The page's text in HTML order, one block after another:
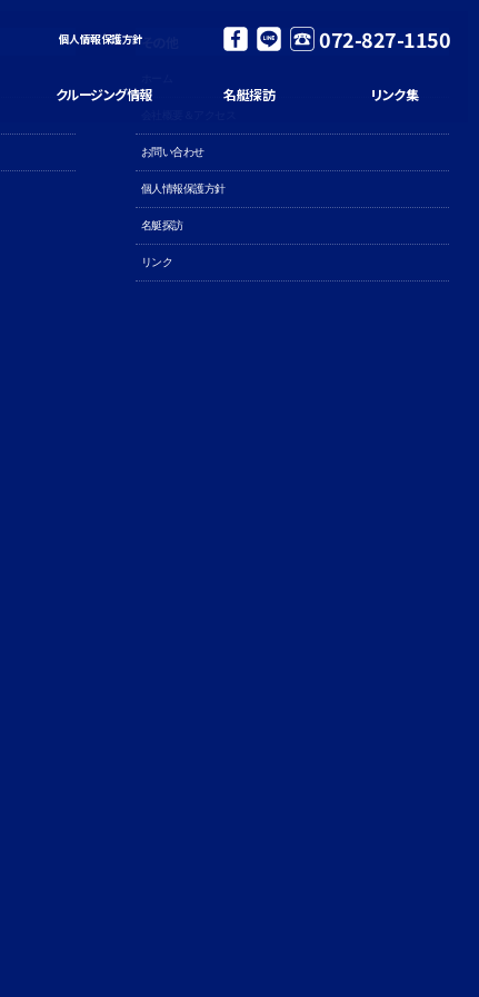
個人情報保護方針 072-827-1150
クルージング情報 名艇探訪 リンク集
その他
お問い合わせ
個人情報保護方針
名艇探訪
リンク